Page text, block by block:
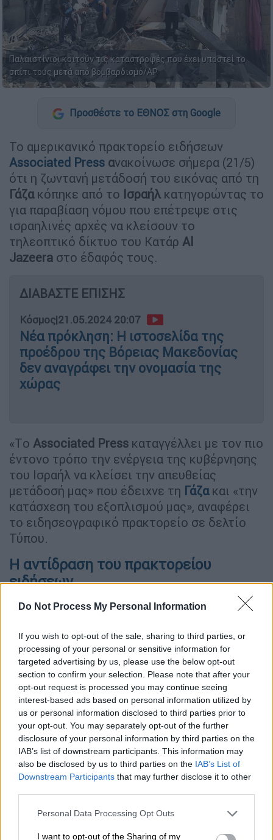
Do Not Process My Personal Information
If you wish to opt-out of the sale, sharing to third parties, or
processing of your personal or sensitive information for
targeted advertising by us, please use the below opt-out
section to confirm your selection. Please note that after your
opt-out request is processed you may continue seeing
interest-based ads based on personal information utilized by
us or personal information disclosed to third parties prior to
your opt-out. You may separately opt-out of the further
disclosure of your personal information by third parties on the
IAB’s list of downstream participants. This information may
also be disclosed by us to third parties on the IAB’s List of
Downstream Participants that may further disclose it to other
Please note that this website/app uses one or more Google
not limited to your visit or usage behaviour. You may click to
Personal Data Processing Opt Outs
I want to opt-out of the Sharing of my
Παλαιστίνιοι κοιτούν τις καταστροφές που έχει υποστεί το
σπίτι τους μετά από βομβαρδισμό/AP
Προσθέστε το ΕΘΝΟΣ στη Google
Το αμερικανικό πρακτορείο ειδήσεων
Associated Press ανακοίνωσε σήμερα (21/5)
ότι η ζωντανή μετάδοσή του εικόνας από τη
Γάζακόπηκε από το Ισραήλ κατηγορώντας το
για παραβίαση νόμου που επέτρεψε στις
ισραηλινές αρχές να κλείσουν το
τηλεοπτικό δίκτυο του Κατάρ Al
Jazeera στο έδαφός τους.
ΔΙΑΒΑΣΤΕ ΕΠΙΣΗΣ
Κόσμος|21.05.2024 20:07
Νέα πρόκληση: Η ιστοσελίδα της
προέδρου της Βόρειας Μακεδονίας
δεν αναγράφει την ονομασία της
χώρας
«Τo Associated Press καταγγέλλει με τον πιο
έντονο τρόπο την ενέργεια της κυβέρνησης
του Ισραήλ να κλείσει την απευθείας
μετάδοσή μας» που έδειχνε τη Γάζα και «την
κατάσχεση του εξοπλισμού μας», αναφέρει
το ειδησεογραφικό πρακτορείο σε δελτίο
Τύπου.
Η αντίδραση του πρακτορείου
ειδήσεων
Το πρακτορείο απέδωσε την απόφαση στην
κυβέρνηση» του νόμου που ψηφίστηκε στις
αρχές Απριλίου, ο οποίος επιτρέπει την
απαγόρευση της μετάδοσης στο Ισραήλ
ξένων μέσων ενημέρωσης που θίγουν την
ασφάλεια του κράτους.
https://twitter.com/HoyPalestina/status/1792
929057312493682
Παράλληλα τόνισε ότι αξιωματούχοι του
ισραηλινού υπουργείου Επικοινωνιών
τόπο που έχει το γραφείο του το
στην
πόλη Σντερότ , στο νότιο Ισραήλ, και